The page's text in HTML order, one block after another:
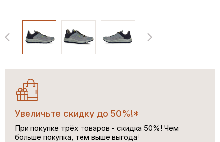
Увеличьте скидку до 50%!*
При покупке трёх товаров - скидка 50%! Чем
больше покупка, тем выше выгода!